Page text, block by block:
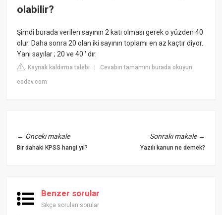
olabilir?
Şimdi burada verilen sayının 2 katı olması gerek o yüzden 40
olur. Daha sonra 20 olan iki sayının toplamı en az kaçtır diyor.
Yani sayılar ; 20 ve 40 ' dır.
Kaynak kaldırma talebi |Cevabın tamamını burada okuyun:
eodev.com
← Önceki makale
Bir dahaki KPSS hangi yıl?
Sonraki makale→
Yazılı kanun ne demek?
Benzer sorular
Sıkça sorulan sorular